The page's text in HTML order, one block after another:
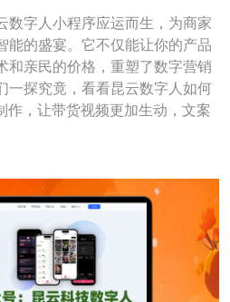
数字人小程序应运而生，为商家
能的盛宴。它不仅能让你的产品
和亲民的价格，重塑了数字营销
一探究竟，看看昆云数字人如何
作，让带货视频更加生动，文案